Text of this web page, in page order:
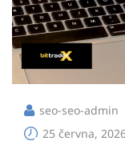
seo-seo-admin
25 června,